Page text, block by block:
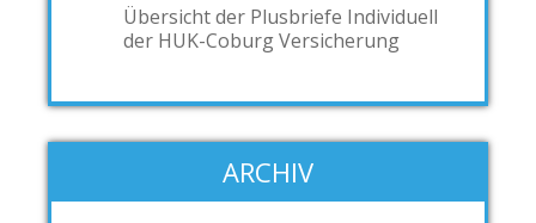
Übersicht der Plusbriefe Individuell
der HUK-Coburg Versicherung
ARCHIV